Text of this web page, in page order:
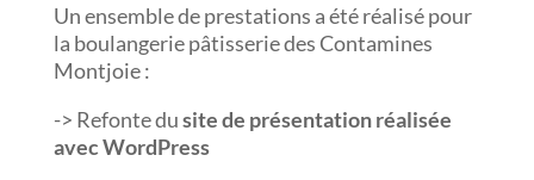
Un ensemble de prestations a été réalisé pour
la boulangerie pâtisserie des Contamines
Montjoie :
-> Refonte dusite de présentation réalisée
avec WordPress